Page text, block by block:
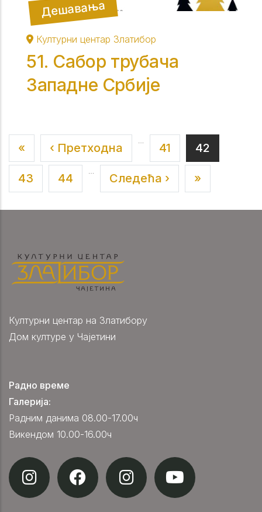
Дешавања
Културни центар Златибор
51. Сабор трубача
Западне Србије
First page
« Previous page
‹ Претходна
… Страна
41 Current
42
Страна
43 Страна
44
… Next page
Следећа › Last page
»
Културни центар на Златибору
Дом културе у Чајетини
Радно време
Галерија:
Радним данима 08.00-17.00ч
Викендом 10.00-16.00ч